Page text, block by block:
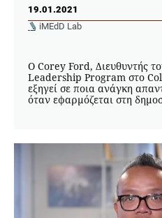
19.01.2021
iMEdD Lab
O Corey Ford, Διευθυντής
Leadership Program στο
εξηγεί σε ποια ανάγκη
όταν εφαρμόζεται στη